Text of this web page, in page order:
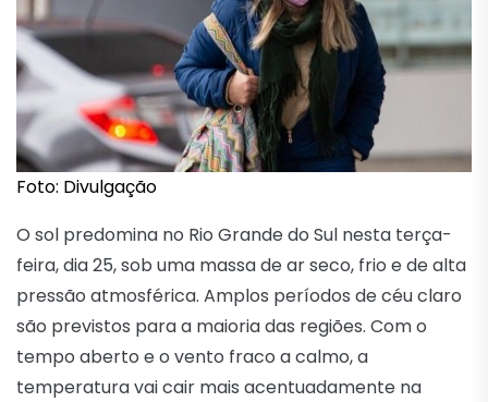
Foto: Divulgação
O sol predomina no Rio Grande do Sul nesta terça-
feira, dia 25, sob uma massa de ar seco, frio e de alta
pressão atmosférica. Amplos períodos de céu claro
são previstos para a maioria das regiões. Com o
tempo aberto e o vento fraco a calmo, a
temperatura vai cair mais acentuadamente na